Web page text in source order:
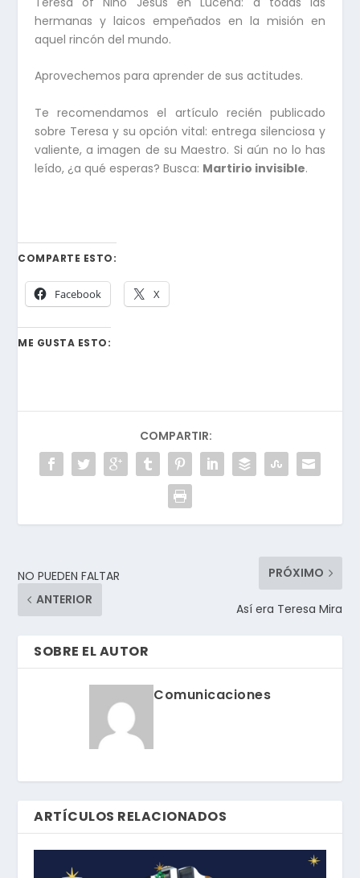
hermanas y laicos empeñados en la misión en
aquel rincón del mundo.
Aprovechemos para aprender de sus actitudes.
Te recomendamos el artículo recién publicado
sobre Teresa y su opción vital: entrega silenciosa y
valiente, a imagen de su Maestro. Si aún no lo has
leído, ¿a qué esperas? Busca: Martirio invisible.
COMPARTE ESTO:
Facebook X
ME GUSTA ESTO:
COMPARTIR:
NO PUEDEN FALTAR
ANTERIOR
PRÓXIMO
Así era Teresa Mira
SOBRE EL AUTOR
Comunicaciones
ARTÍCULOS RELACIONADOS